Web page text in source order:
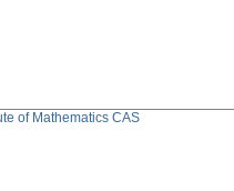
of Mathematics CAS